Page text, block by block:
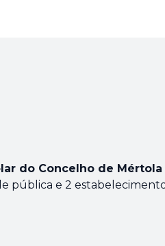
do Concelho de Mértola
pública e 2